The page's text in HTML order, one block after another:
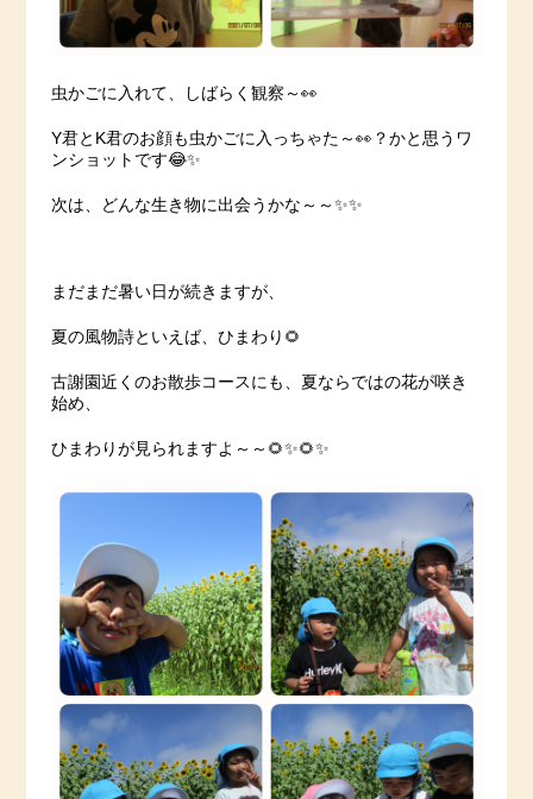
虫かごに入れて、しばらく観察～👀
Y君とK君のお顔も虫かごに入っちゃた～👀？かと思うワ
ンショットです😂✨
次は、どんな生き物に出会うかな～～✨✨
まだまだ暑い日が続きますが、
夏の風物詩といえば、ひまわり🌻
古謝園近くのお散歩コースにも、夏ならではの花が咲き
始め、
ひまわりが見られますよ～～🌻✨🌻✨